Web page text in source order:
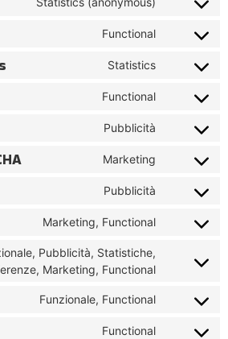
Functional
Statistics
Functional
Pubblicità
Marketing
Pubblicità
Marketing, Functional
Pubblicità, Statistiche,
Marketing, Functional
Funzionale, Functional
Functional